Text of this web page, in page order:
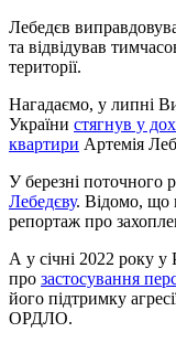
Лебедєв
та відвідував
території.
Нагадаємо, у липні
України стягнув у
квартири Артемія
У березні поточного
Лебедєву. Відомо, що
репортаж про
А у січні 2022 року
про застосування
його підтримку
ОРДЛО.